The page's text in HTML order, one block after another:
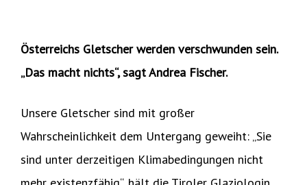
Österreichs Gletscher werden verschwunden sein.
„Das macht nichts“, sagt Andrea Fischer.
Unsere Gletscher sind mit großer
Wahrscheinlichkeit dem Untergang geweiht: „Sie
sind unter derzeitigen Klimabedingungen nicht